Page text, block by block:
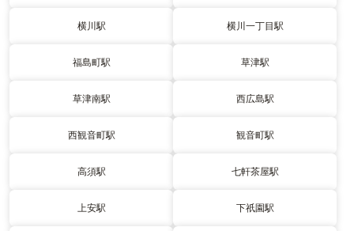
横川駅 横川一丁目駅
福島町駅 草津駅
草津南駅 西広島駅
西観音町駅 観音町駅
高須駅 七軒茶屋駅
上安駅 下祇園駅